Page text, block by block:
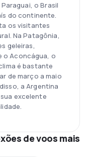
o Brasil
do continente.
os visitantes
Na Patagônia,
geleiras,
o Aconcágua, o
é bastante
de março a maio
a Argentina
excelente
de voos mais